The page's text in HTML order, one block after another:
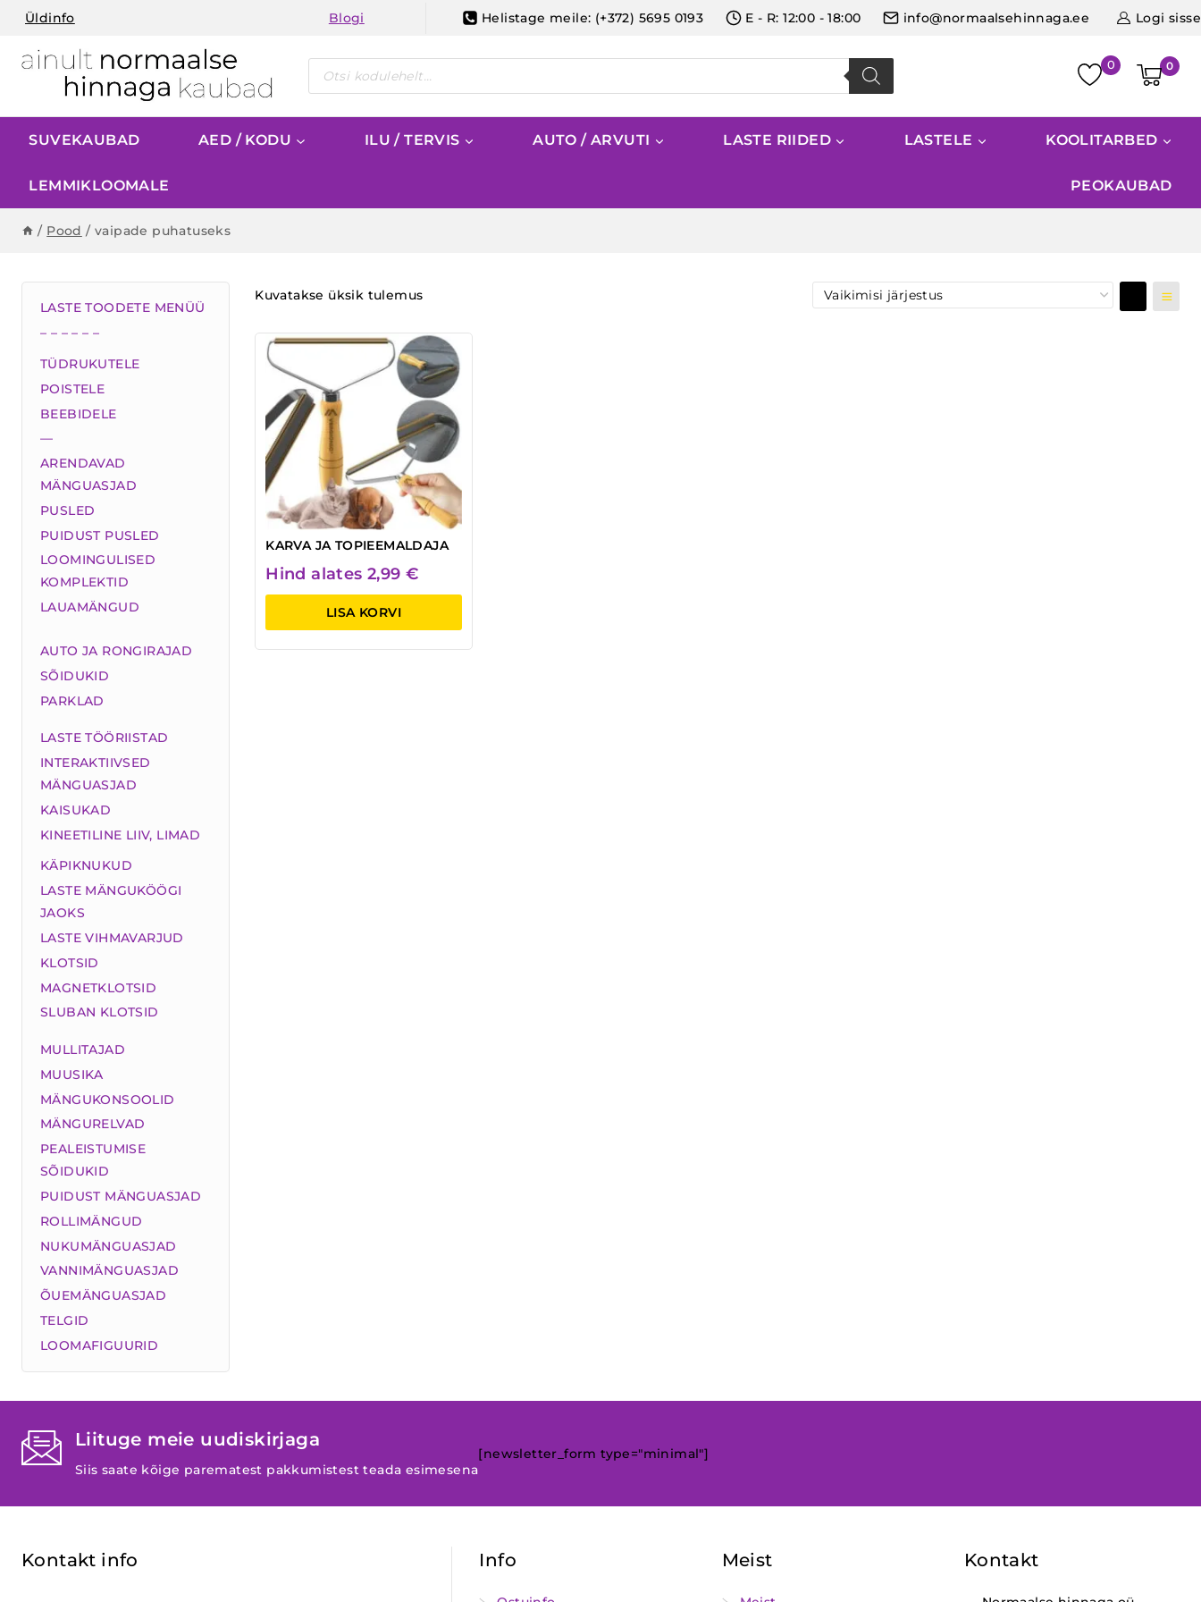
Skip
content
Üldinfo Blogi Helistage meile: (+372) 5695 0193 E - R: 12:00 - 18:00 info@normaalsehinnaga.ee Logi sisse
Products
search
0
SUVEKAUBAD AED / KODU ILU / TERVIS AUTO / ARVUTI LASTE RIIDED LASTELE KOOLITARBED
LEMMIKLOOMALE PEOKAUBAD
/ Pood / vaipade puhatuseks
Kuvatakse üksik tulemus
KARVA JA TOPIEEMALDAJA
Hind alates2,99€
LISA KORVI
LASTE TOODETE MENÜÜ
– – – – – –
TÜDRUKUTELE
POISTELE
BEEBIDELE
—
ARENDAVAD
MÄNGUASJAD
PUSLED
PUIDUST PUSLED
LOOMINGULISED
KOMPLEKTID
LAUAMÄNGUD
AUTO JA RONGIRAJAD
SÕIDUKID
PARKLAD
LASTE TÖÖRIISTAD
INTERAKTIIVSED
MÄNGUASJAD
KAISUKAD
KINEETILINE LIIV, LIMAD
KÄPIKNUKUD
LASTE MÄNGUKÖÖGI
JAOKS
LASTE VIHMAVARJUD
KLOTSID
MAGNETKLOTSID
SLUBAN KLOTSID
MULLITAJAD
MUUSIKA
MÄNGUKONSOOLID
MÄNGURELVAD
PEALEISTUMISE
SÕIDUKID
PUIDUST MÄNGUASJAD
ROLLIMÄNGUD
NUKUMÄNGUASJAD
VANNIMÄNGUASJAD
ÕUEMÄNGUASJAD
TELGID
LOOMAFIGUURID
Liituge meie uudiskirjaga
Siis saate kõige parematest pakkumistest teada esimesena
[newsletter_form type="minimal"]
Kontakt info Info Meist Kontakt